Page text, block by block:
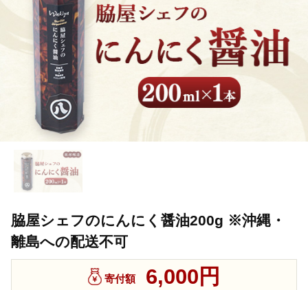
脇屋シェフのにんにく醤油200g ※沖縄・
離島への配送不可
寄付額 6,000円